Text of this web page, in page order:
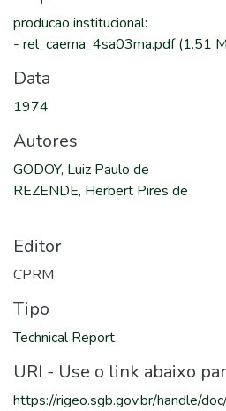
producao institucional:
- rel_caema_4sa03ma.pdf(1.51
Data
1974
Autores
GODOY, Luiz Paulo de
REZENDE, Herbert Pires de
Editor
CPRM
Tipo
Technical Report
URI - Use o link abaixo
https://rigeo.sgb.gov.br/handle/